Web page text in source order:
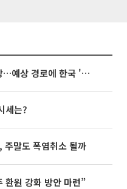
태풍 '돌핀' 이어 '찬홈' 등장…예상 경로에 한국 '한숨'
세는?
말도 폭염취소 될까
환원 강화 방안 마련”